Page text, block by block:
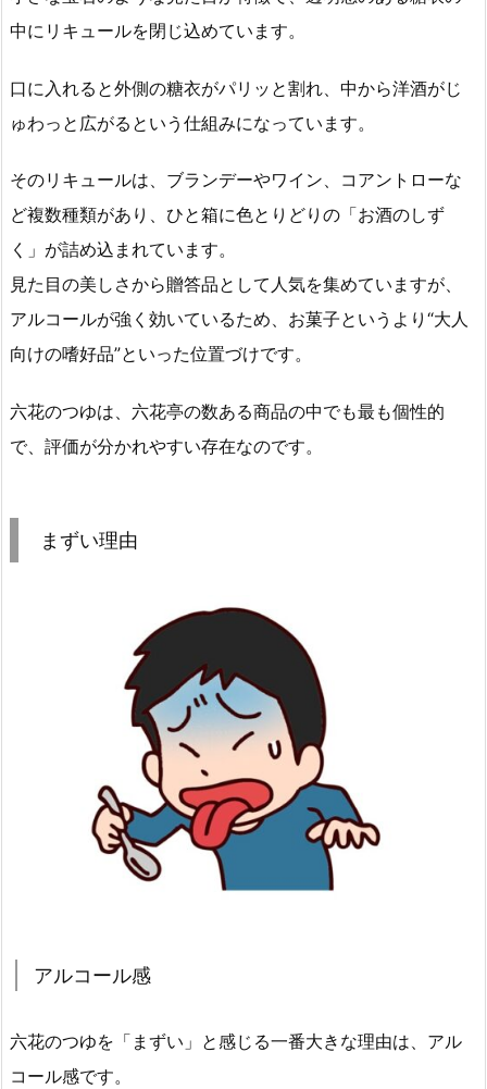
中にリキュールを閉じ込めています。
口に入れると外側の糖衣がパリッと割れ、中から洋酒がじ
ゅわっと広がるという仕組みになっています。
そのリキュールは、ブランデーやワイン、コアントローな
ど複数種類があり、ひと箱に色とりどりの「お酒のしず
く」が詰め込まれています。
見た目の美しさから贈答品として人気を集めていますが、
アルコールが強く効いているため、お菓子というより“大人
向けの嗜好品”といった位置づけです。
六花のつゆは、六花亭の数ある商品の中でも最も個性的
で、評価が分かれやすい存在なのです。
まずい理由
アルコール感
六花のつゆを「まずい」と感じる一番大きな理由は、アル
コール感です。